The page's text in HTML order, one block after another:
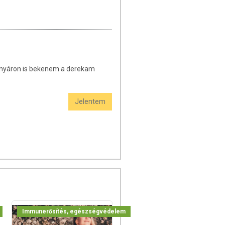
is bekenem a derekam
Jelentem
Immunerősítés, egészségvédelem